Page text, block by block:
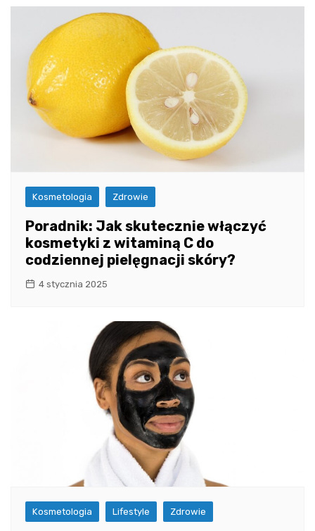
Kosmetologia Zdrowie
Poradnik: Jak skutecznie włączyć
kosmetyki z witaminą C do
codziennej pielęgnacji skóry?
4 stycznia 2025
Kosmetologia Lifestyle Zdrowie